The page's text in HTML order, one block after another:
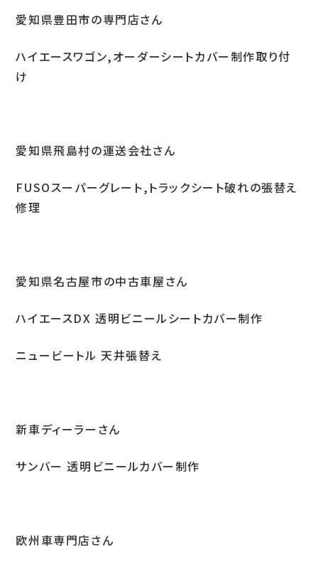
新着情報
施工例
プライバシーポリシー
Tel.052-382-1913
9:00～18:00 / 不定休（完全予約制）
LINEお見積り
愛知県豊田市の専門店さん
ハイエースワゴン,オーダーシートカバー制作取り付
け
愛知県飛島村の運送会社さん
FUSOスーパーグレート,トラックシート破れの張替え
修理
愛知県名古屋市の中古車屋さん
ハイエースDX 透明ビニールシートカバー制作
ニュービートル 天井張替え
新車ディーラーさん
サンバー 透明ビニールカバー制作
欧州車専門店さん